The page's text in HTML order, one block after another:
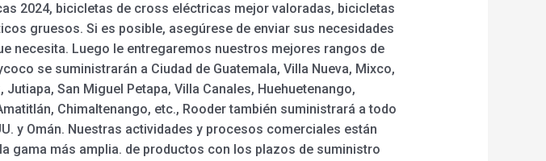
2024, bicicletas de cross eléctricas mejor valoradas, bicicletas
gruesos. Si es posible, asegúrese de enviar sus necesidades
necesita. Luego le entregaremos nuestros mejores rangos de
se suministrarán a Ciudad de Guatemala, Villa Nueva, Mixco,
San Miguel Petapa, Villa Canales, Huehuetenango,
Chimaltenango, etc., Rooder también suministrará a todo
y Omán. Nuestras actividades y procesos comerciales están
gama más amplia. de productos con los plazos de suministro